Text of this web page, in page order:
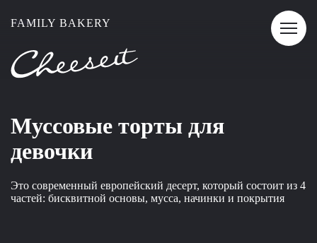
FAMILY BAKERY
Муссовые торты для
девочки
Это современный европейский десерт, который состоит из 4
частей: бисквитной основы, мусса, начинки и покрытия